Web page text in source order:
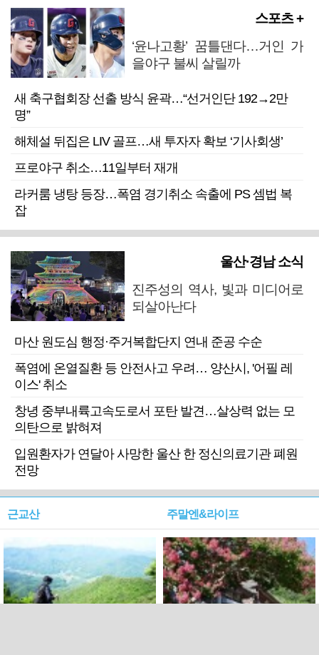
스포츠 +
‘윤나고황’ 꿈틀댄다…거인 가
을야구 불씨 살릴까
새 축구협회장 선출 방식 윤곽…“선거인단 192→2만
명”
해체설 뒤집은 LIV 골프…새 투자자 확보 ‘기사회생’
프로야구 취소…11일부터 재개
라커룸 냉탕 등장…폭염 경기취소 속출에 PS 셈법 복
잡
울산·경남 소식
진주성의 역사, 빛과 미디어로
되살아난다
마산 원도심 행정·주거복합단지 연내 준공 수순
폭염에 온열질환 등 안전사고 우려… 양산시, '어필 레
이스' 취소
창녕 중부내륙고속도로서 포탄 발견…살상력 없는 모
의탄으로 밝혀져
입원환자가 연달아 사망한 울산 한 정신의료기관 폐원
전망
근교산 주말엔&라이프